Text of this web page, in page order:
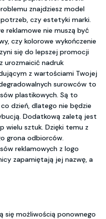
znajdziesz model
czy estetyki marki.
reklamowe nie muszą być
czy kolorowe wykończenie
się do lepszej promocji
urozmaicić nadruk
z wartościami Twojej
surowców to
plastikowych. Są to
dzień, dlatego nie będzie
Dodatkową zaletą jest
wielu sztuk. Dzięki temu z
grona odbiorców.
reklamowych z logo
zapamiętają jej nazwę, a
się możliwością ponownego